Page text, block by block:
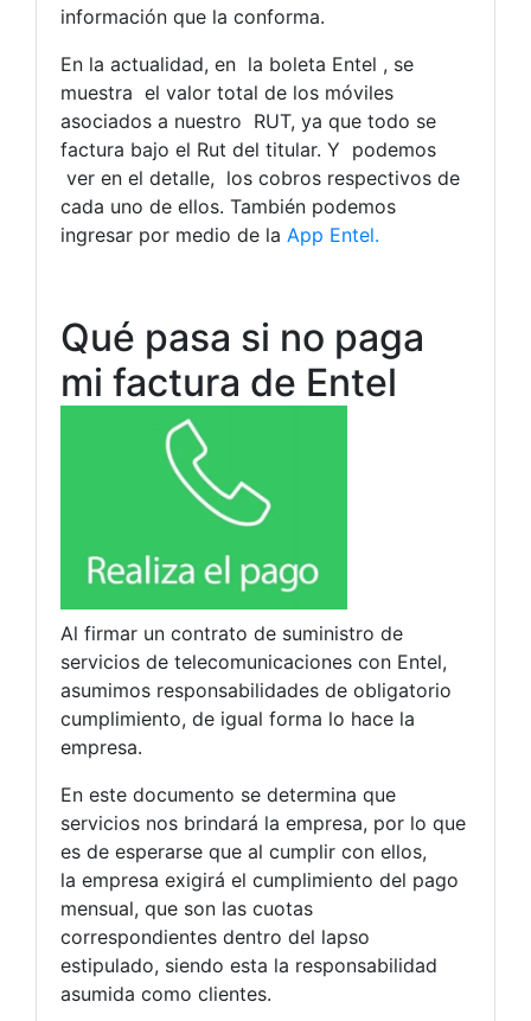
información que la conforma.
En la actualidad, en la boleta Entel , se
muestra el valor total de los móviles
asociados a nuestro RUT, ya que todo se
factura bajo el Rut del titular. Y podemos
ver en el detalle, los cobros respectivos de
cada uno de ellos. También podemos
ingresar por medio de la App Entel.
Qué pasa si no paga
mi factura de Entel
Al firmar un contrato de suministro de
servicios de telecomunicaciones con Entel,
asumimos responsabilidades de obligatorio
cumplimiento, de igual forma lo hace la
empresa.
En este documento se determina que
servicios nos brindará la empresa, por lo que
es de esperarse que al cumplir con ellos,
la empresa exigirá el cumplimiento del pago
mensual, que son las cuotas
correspondientes dentro del lapso
estipulado, siendo esta la responsabilidad
asumida como clientes.